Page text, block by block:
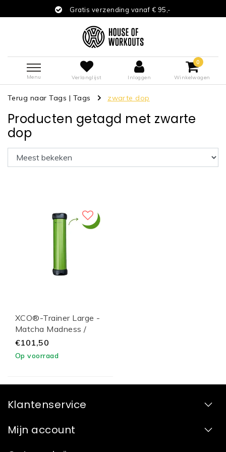
Gratis verzending vanaf € 95,-
Menu Verlanglijst Inloggen
0
Winkelwagen
Terug naar Tags | Tags zwarte dop
Producten getagd met zwarte
dop
XCO®-Trainer Large -
Matcha Madness /
Black Lid
€101,50
Op voorraad
Klantenservice
Mijn account